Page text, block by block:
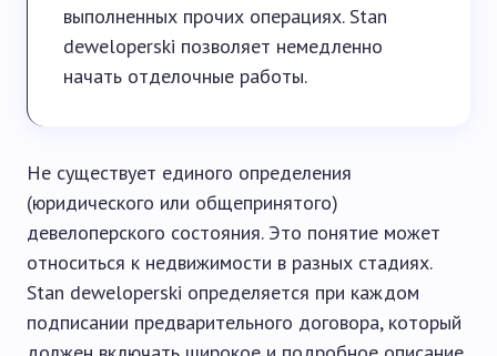
выполненных прочих операциях. Stan
deweloperski позволяет немедленно
начать отделочные работы.
Не существует единого определения
(юридического или общепринятого)
девелоперского состояния. Это понятие может
относиться к недвижимости в разных стадиях.
Stan deweloperski определяется при каждом
подписании предварительного договора, который